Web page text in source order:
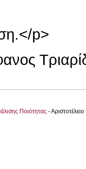
p>
Ποιότητας -